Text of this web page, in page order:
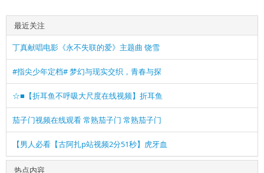
最近关注
丁真献唱电影《永不失联的爱》主题曲 饶雪
#指尖少年定档# 梦幻与现实交织，青春与探
☆■【折耳鱼不呼吸大尺度在线视频】折耳鱼
茄子门视频在线观看 常熟茄子门 常熟茄子门
【男人必看【古阿扎p站视频2分51秒】虎牙血
热点内容